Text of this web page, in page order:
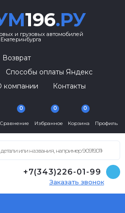
196.РУ
и грузовых автомобилей
Возврат
Способы оплаты Яндекс
компании Контакты
Сравнение
0
Избранное
0
Корзина
0
Профиль
+7(343)226-01-99
Заказать звонок